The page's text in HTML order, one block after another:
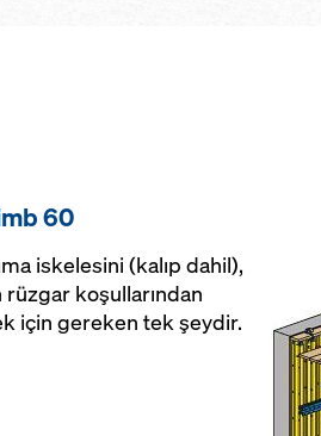
türlerinin
farklı
sağlamada
bir güvenlik
tam
iş
60
iskelesini (kalıp dahil),
rüzgar koşullarından
için gereken tek şeydir.